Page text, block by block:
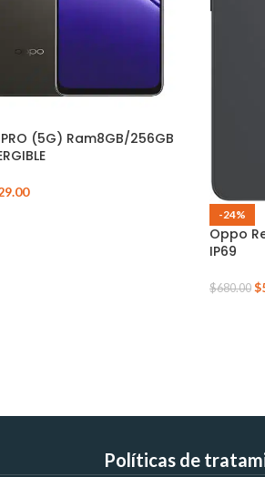
(5G) Ram8GB/256GB
-24%
Oppo
IP69
$680.00 $
Políticas de